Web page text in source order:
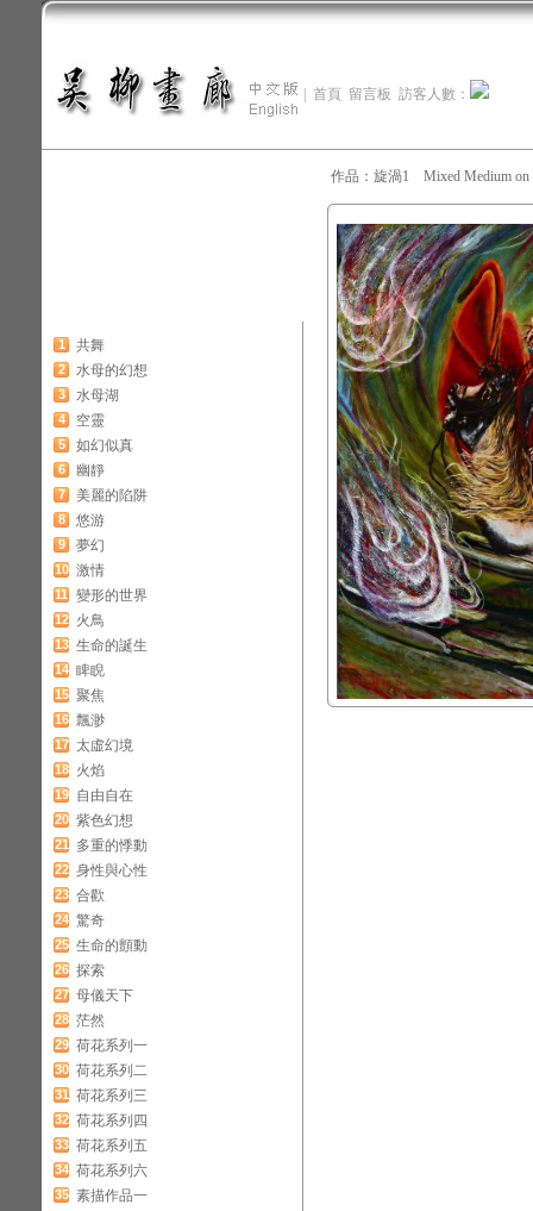
首頁 留言板 訪客人數：
1 共舞
2 水母的幻想
3 水母湖
4 空靈
5 如幻似真
6 幽靜
7 美麗的陷阱
8 悠游
9 夢幻
10 激情
11 變形的世界
12 火鳥
13 生命的誕生
14 睥睨
15 聚焦
16 飄渺
17 太虛幻境
18 火焰
19 自由自在
20 紫色幻想
21 多重的悸動
22 身性與心性
23 合歡
24 驚奇
25 生命的顫動
26 探索
27 母儀天下
28 茫然
29 荷花系列一
30 荷花系列二
31 荷花系列三
32 荷花系列四
33 荷花系列五
34 荷花系列六
35 素描作品一
作品：旋渦1 Mixed Medium on